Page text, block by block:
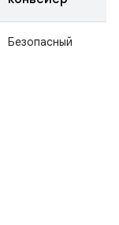
Безопасный